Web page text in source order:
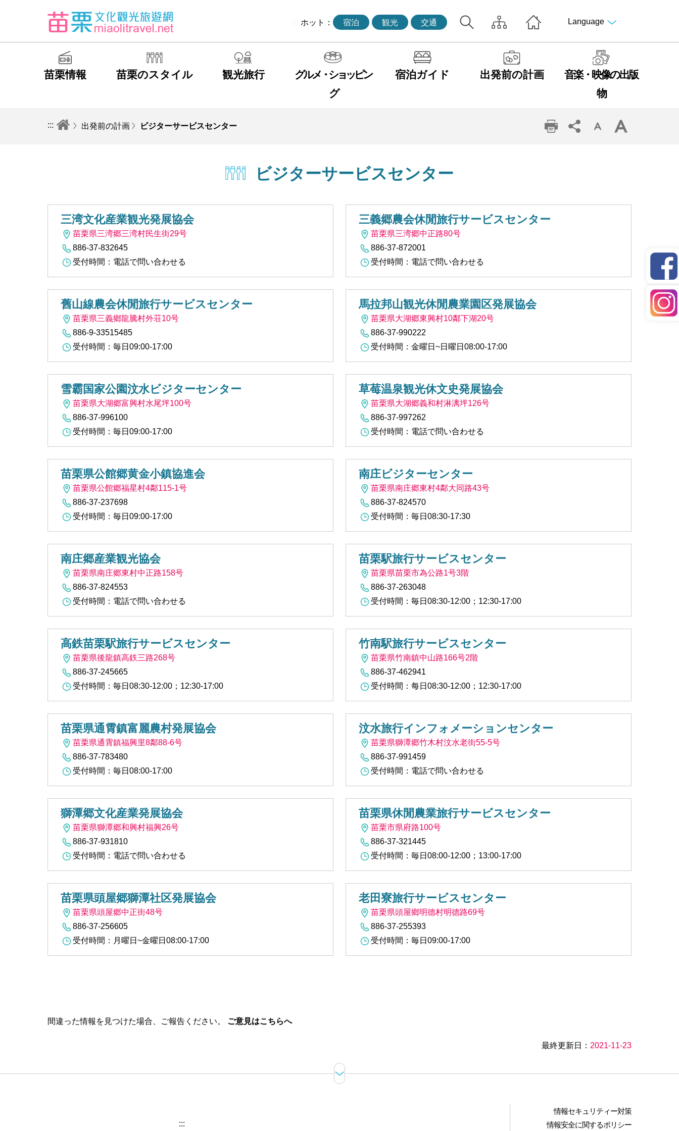
::: ホット： 宿泊 観光 交通 Language
苗栗情報 苗栗のスタイル 観光旅行
グルメ・ショッピン
グ
宿泊ガイド 出発前の計画
音楽・映像の出版
物
::: 出発前の計画 ビジターサービスセンター
ビジターサービスセンター
三湾文化産業観光発展協会
苗栗県三湾郷三湾村民生街29号
886-37-832645
受付時間：電話で問い合わせる
三義郷農会休閒旅行サービスセンター
苗栗県三湾郷中正路80号
886-37-872001
受付時間：電話で問い合わせる
舊山線農会休閒旅行サービスセンター
苗栗県三義鄉龍騰村外荘10号
886-9-33515485
受付時間：毎日09:00-17:00
馬拉邦山観光休閒農業園区発展協会
苗栗県大湖郷東興村10鄰下湖20号
886-37-990222
受付時間：金曜日~日曜日08:00-17:00
雪霸国家公園汶水ビジターセンター
苗栗県大湖郷富興村水尾坪100号
886-37-996100
受付時間：毎日09:00-17:00
草莓温泉観光休文史発展協会
苗栗県大湖郷義和村淋漓坪126号
886-37-997262
受付時間：電話で問い合わせる
苗栗県公館郷黄金小鎮協進会
苗栗県公館郷福星村4鄰115-1号
886-37-237698
受付時間：毎日09:00-17:00
南庄ビジターセンター
苗栗県南庄郷東村4鄰大同路43号
886-37-824570
受付時間：毎日08:30-17:30
南庄郷産業観光協会
苗栗県南庄郷東村中正路158号
886-37-824553
受付時間：電話で問い合わせる
苗栗駅旅行サービスセンター
苗栗県苗栗市為公路1号3階
886-37-263048
受付時間：毎日08:30-12:00；12:30-17:00
高鉄苗栗駅旅行サービスセンター
苗栗県後龍鎮高鉄三路268号
886-37-245665
受付時間：毎日08:30-12:00；12:30-17:00
竹南駅旅行サービスセンター
苗栗県竹南鎮中山路166号2階
886-37-462941
受付時間：每日08:30-12:00；12:30-17:00
苗栗県通霄鎮富麗農村発展協会
苗栗県通霄鎮福興里8鄰88-6号
886-37-783480
受付時間：毎日08:00-17:00
汶水旅行インフォメーションセンター
苗栗県獅潭郷竹木村汶水老街55-5号
886-37-991459
受付時間：電話で問い合わせる
獅潭郷文化産業発展協会
苗栗県獅潭郷和興村福興26号
886-37-931810
受付時間：電話で問い合わせる
苗栗県休閒農業旅行サービスセンター
苗栗市県府路100号
886-37-321445
受付時間：毎日08:00-12:00；13:00-17:00
苗栗県頭屋郷獅潭社区発展協会
苗栗県頭屋郷中正街48号
886-37-256605
受付時間：月曜日~金曜日08:00-17:00
老田寮旅行サービスセンター
苗栗県頭屋鄉明德村明德路69号
886-37-255393
受付時間：毎日09:00-17:00
間違った情報を見つけた場合、ご報告ください。 ご意見はこちらへ
最終更新日： 2021-11-23
:::
情報セキュリティー対策
情報安全に関するポリシー